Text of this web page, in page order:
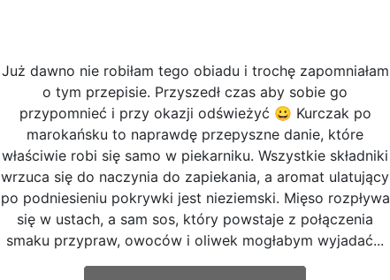
Już dawno nie robiłam tego obiadu i trochę zapomniałam
o tym przepisie. Przyszedł czas aby sobie go
przypomnieć i przy okazji odświeżyć 😀 Kurczak po
marokańsku to naprawdę przepyszne danie, które
właściwie robi się samo w piekarniku. Wszystkie składniki
wrzuca się do naczynia do zapiekania, a aromat ulatujący
po podniesieniu pokrywki jest nieziemski. Mięso rozpływa
się w ustach, a sam sos, który powstaje z połączenia
smaku przypraw, owoców i oliwek mogłabym wyjadać...